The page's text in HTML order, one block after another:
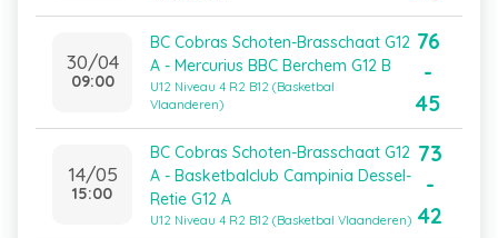
30/04
09:00
BC Cobras Schoten-Brasschaat G12
A - Mercurius BBC Berchem G12 B
U12 Niveau 4 R2 B12 (Basketbal
Vlaanderen)
76
-
45
14/05
15:00
BC Cobras Schoten-Brasschaat G12
A - Basketbalclub Campinia Dessel-
Retie G12 A
U12 Niveau 4 R2 B12 (Basketbal Vlaanderen)
73
-
42